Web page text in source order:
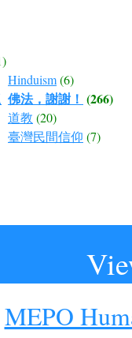
Hinduism(6)
佛法，謝謝！ (266)
道教 (20)
臺灣民間信仰 (7)
MEPO